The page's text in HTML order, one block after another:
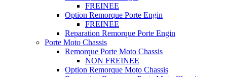
FREINEE
Option Remorque Porte Engin
FREINEE
Reparation Remorque Porte Engin
Porte Moto Chassis
Remorque Porte Moto Chassis
NON FREINEE
Option Remorque Moto Chassis